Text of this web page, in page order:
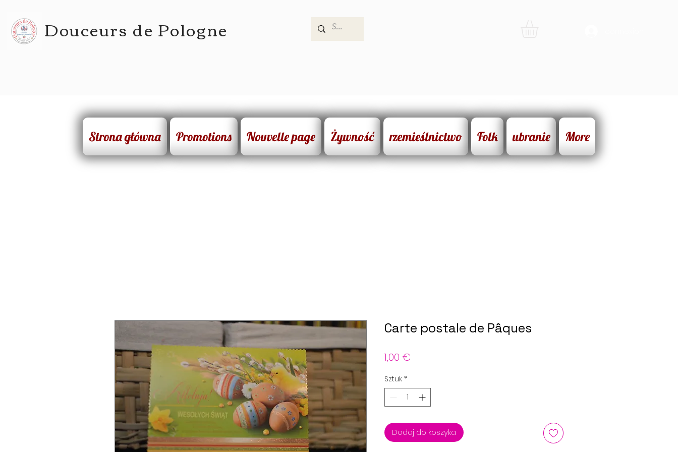
Douceurs de Pologne
Strona główna Promotions Nouvelle page Żywność rzemieślnictwo Folk ubranie More
Carte postale de Pâques
1,00 €
Sztuk *
Dodaj do koszyka